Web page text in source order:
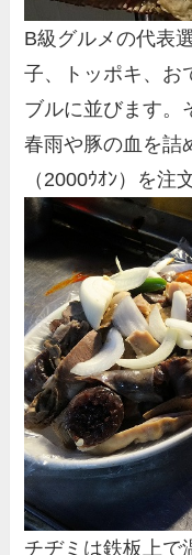
B級グルメの代表
子、トッポキ、お
ブルに並びます。
春雨や豚の血を詰
（2000ｳｵﾝ）を注
チヂミは鉄板上で